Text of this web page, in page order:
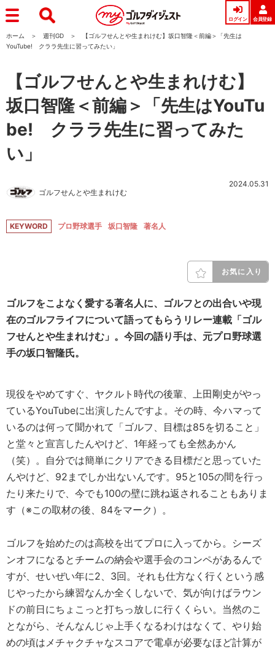
ログイン 会員登録
ホーム 週刊GD
【ゴルフせんとや生まれけむ】坂口智隆＜前編＞「先生は
YouTube! クララ先生に習ってみたい」
【ゴルフせんとや生まれけむ】
坂口智隆＜前編＞「先生はYouTu
be! クララ先生に習ってみた
い」
ゴルフせんとや生まれけむ
2024.05.31
KEYWORD プロ野球選手 坂口智隆 著名人
お気に入り
ゴルフをこよなく愛する著名人に、ゴルフとの出合いや現
在のゴルフライフについて語ってもらうリレー連載「ゴル
フせんとや生まれけむ」。今回の語り手は、元プロ野球選
手の坂口智隆氏。
現役をやめてすぐ、ヤクルト時代の後輩、上田剛史がやっ
ているYouTubeに出演したんですよ。その時、今ハマって
いるのは何って聞かれて「ゴルフ、目標は85を切ること」
と堂々と宣言したんやけど、1年経っても全然あかん
（笑）。自分では簡単にクリアできる目標だと思っていた
んやけど、92までしか出ないんです。95と105の間を行っ
たり来たりで、今でも100の壁に跳ね返されることもありま
す（※この取材の後、84をマーク）。
ゴルフを始めたのは高校を出てプロに入ってから。シーズ
ンオフになるとチームの納会や選手会のコンペがあるんで
すが、せいぜい年に2、3回。それも仕方なく行くという感
じやったから練習なんか全くしないで、気が向けばラウン
ドの前日にちょこっと打ちっ放しに行くくらい。当然のこ
とながら、そんなんじゃ上手くなるわけはなくて、やり始
めの頃はメチャクチャなスコアで電卓が必要なほど計算が